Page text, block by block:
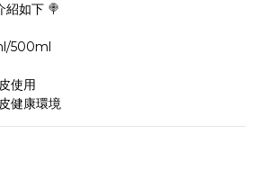
紹如下 🍭
500ml
使用
健康環境